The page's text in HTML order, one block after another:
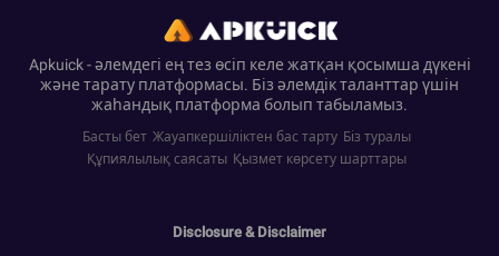
Apkuick - әлемдегі ең тез өсіп келе жатқан қосымша дүкені
және тарату платформасы. Біз әлемдік таланттар үшін
жаһандық платформа болып табыламыз.
Басты бет Жауапкершіліктен бас тарту Біз туралы
Құпиялылық саясаты Қызмет көрсету шарттары
Disclosure & Disclaimer